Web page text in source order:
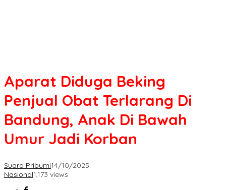
Aparat Diduga Beking
Penjual Obat Terlarang Di
Bandung, Anak Di Bawah
Umur Jadi Korban
Suara Pribumi14/10/2025
Nasional1,173 views